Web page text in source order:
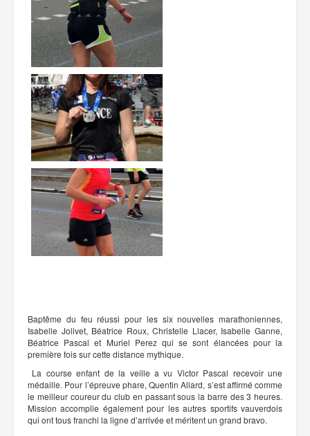
Baptême du feu réussi pour les six nouvelles marathoniennes,
Isabelle Jolivet, Béatrice Roux, Christelle Llacer, Isabelle Ganne,
Béatrice Pascal et Muriel Perez qui se sont élancées pour la
première fois sur cette distance mythique.
La course enfant de la veille a vu Victor Pascal recevoir une
médaille. Pour l’épreuve phare, Quentin Allard, s’est affirmé comme
le meilleur coureur du club en passant sous la barre des 3 heures.
Mission accomplie également pour les autres sportifs vauverdois
qui ont tous franchi la ligne d’arrivée et méritent un grand bravo.